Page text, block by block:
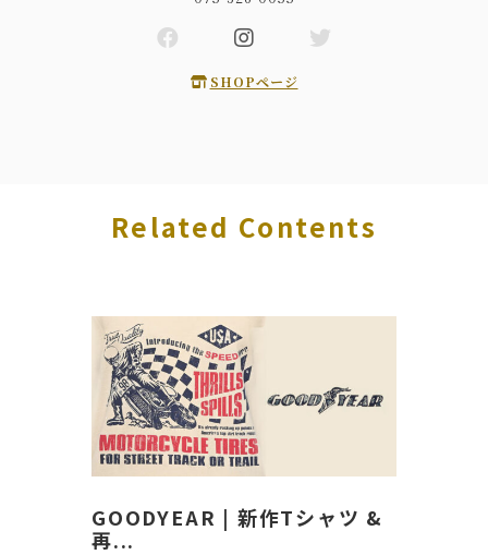
SHOPページ
Related Contents
GOODYEAR | 新作Tシャツ &
再...